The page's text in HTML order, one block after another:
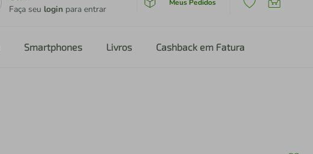
Faça seu login para entrar
Meus Pedidos
Smartphones Livros Cashback em Fatura